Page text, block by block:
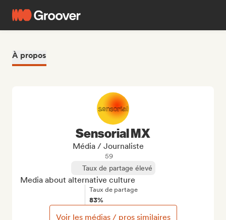
À propos
Sensorial MX
Média / Journaliste
59
Taux de partage élevé
Media about alternative culture
Taux de partage
83%
Voir les médias / pros similaires